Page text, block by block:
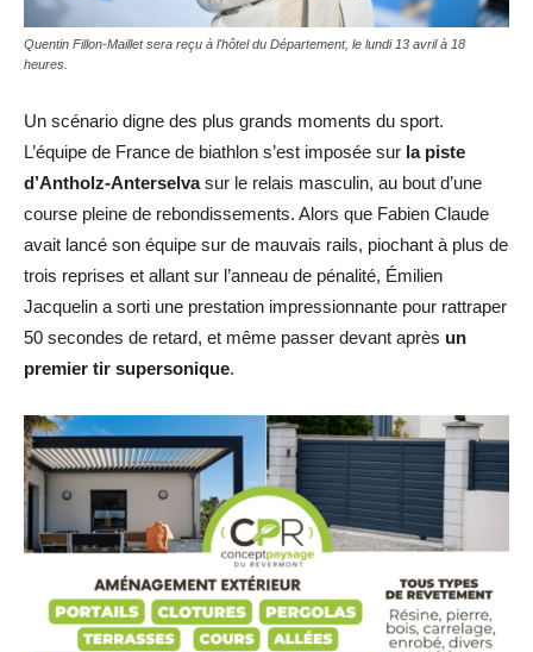
Quentin Fillon-Maillet sera reçu à l'hôtel du Département, le lundi 13 avril à 18
heures.
Un scénario digne des plus grands moments du sport.
L’équipe de France de biathlon s’est imposée sur la piste
d’Antholz-Anterselvasur le relais masculin, au bout d’une
course pleine de rebondissements. Alors que Fabien Claude
avait lancé son équipe sur de mauvais rails, piochant à plus de
trois reprises et allant sur l’anneau de pénalité, Émilien
Jacquelin a sorti une prestation impressionnante pour rattraper
50 secondes de retard, et même passer devant après un
premier tir supersonique.